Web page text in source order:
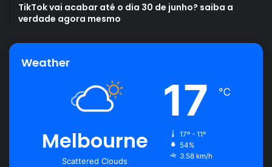
TikTok vai acabar até o dia 30 de junho? saiba a
verdade agora mesmo
Weather
Melbourne
Scattered Clouds
17 ℃
17º - 11º
54%
3.58 km/h